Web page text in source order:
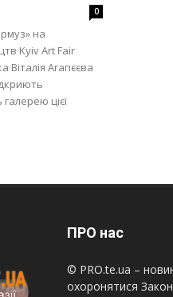
0
на
Kyiv Art Fair
Агапєєва
цієї
ПРО нас
© PRO.te.ua –
охоронятися